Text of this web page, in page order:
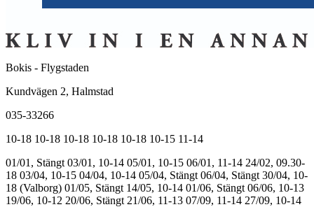
Bokis - Flygstaden
Kundvägen 2, Halmstad
035-33266
10-18 10-18 10-18 10-18 10-18 10-15 11-14
01/01, Stängt 03/01, 10-14 05/01, 10-15 06/01, 11-14 24/02, 09.30-
18 03/04, 10-15 04/04, 10-14 05/04, Stängt 06/04, Stängt 30/04, 10-
18 (Valborg) 01/05, Stängt 14/05, 10-14 01/06, Stängt 06/06, 10-13
19/06, 10-12 20/06, Stängt 21/06, 11-13 07/09, 11-14 27/09, 10-14